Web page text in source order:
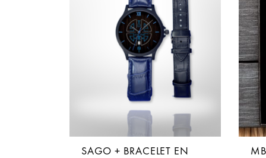
SAGO + BRACELET EN